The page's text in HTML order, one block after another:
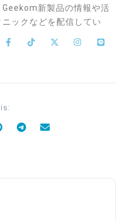
新製品の情報や活
ックなどを配信してい